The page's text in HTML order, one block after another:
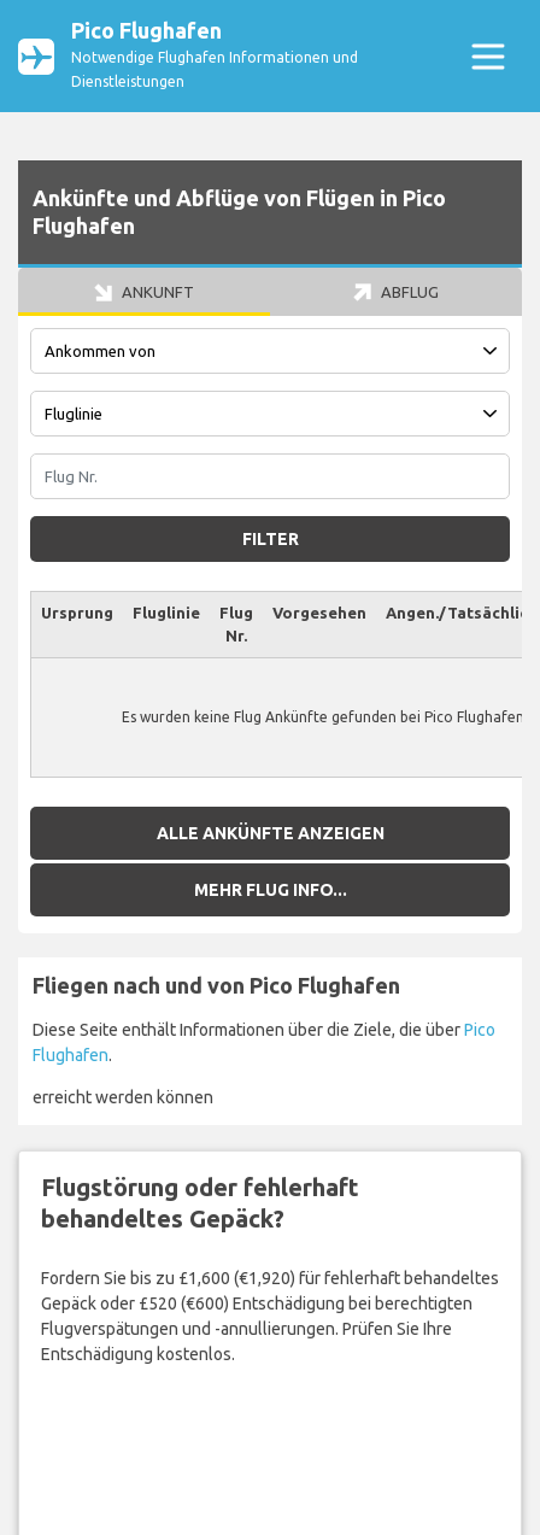
Pico Flughafen
Notwendige Flughafen Informationen und
Dienstleistungen
Ankünfte und Abflüge von Flügen in Pico
Flughafen
ANKUNFT ABFLUG
FILTER
Ursprung Fluglinie
Flug
Nr.
Vorgesehen Angen./Tatsächlich
Es wurden keine Flug Ankünfte gefunden bei Pico Flughafen.
ALLE ANKÜNFTE ANZEIGEN
MEHR FLUG INFO...
Fliegen nach und von Pico Flughafen
Diese Seite enthält Informationen über die Ziele, die überPico
Flughafen.
erreicht werden können
Flugstörung oder fehlerhaft
behandeltes Gepäck?
Fordern Sie bis zu £1,600 (€1,920) für fehlerhaft behandeltes
Gepäck oder £520 (€600) Entschädigung bei berechtigten
Flugverspätungen und -annullierungen. Prüfen Sie Ihre
Entschädigung kostenlos.